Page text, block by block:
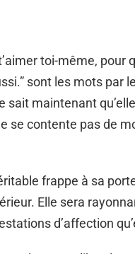
toi-même, pour
sont les mots par
sait maintenant
se contente pas de
frappe à sa
Elle sera
d’affection